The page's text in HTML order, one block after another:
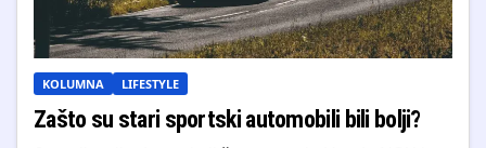
KOLUMNA LIFESTYLE
Zašto su stari sportski automobili bili bolji?